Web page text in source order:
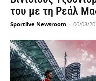
του με τη Ρεάλ
Sportlive Newsroom - 06/08/